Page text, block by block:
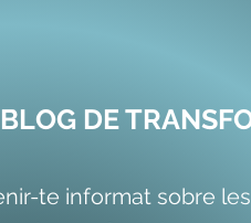
DE
te informat sobre